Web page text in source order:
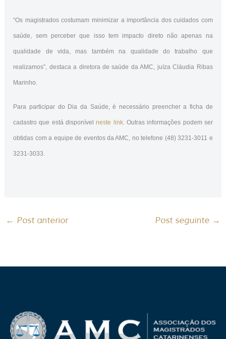
“Os magistrados costumam minimizar a importância dos cuidados com
saúde, sem perceber que isso tem impacto direto não apenas na
qualidade de vida, mas também na qualidade do trabalho que
realizamos”, destaca a diretora de saúde da AMC, juíza Cláudia Ribas
Marinho.
Para participar do Dia da Saúde, é necessário preencher a ficha de
cadastro que está disponívelneste link. Outras informações podem ser
obtidas com a equipe de eventos da AMC, no telefone (48) 3231-3011 e
3231-3033.
← Post anterior Post seguinte →